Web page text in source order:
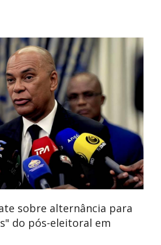
sobre alternância para
do pós-eleitoral em